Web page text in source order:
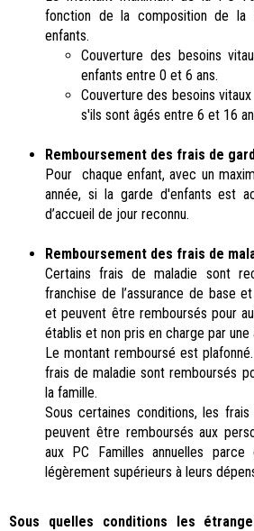
fonction de la composition de la
enfants.
Couverture des besoins
enfants entre 0 et 6 ans.
Couverture des besoins
s'ils sont âgés entre 6 et 16
Remboursement des frais de
Pour chaque enfant, avec un
année, si la garde d'enfants est
d’accueil de jour reconnu.
Remboursement des frais de
Certains frais de maladie sont
franchise de l’assurance de base
et peuvent être remboursés pour
établis et non pris en charge par une
Le montant remboursé est
frais de maladie sont remboursés
la famille.
Sous certaines conditions, les
peuvent être remboursés aux
aux PC Familles annuelles
légèrement supérieurs à leurs
Sous quelles conditions les